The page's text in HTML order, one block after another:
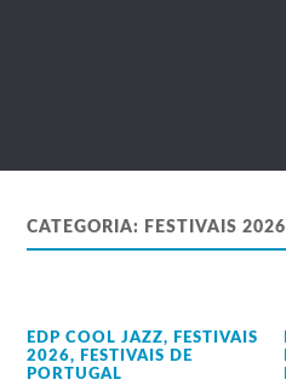
CATEGORIA: FESTIVAIS 2026
EDP COOL JAZZ,
FESTIVAIS
2026,
FESTIVAIS DE
PORTUGAL